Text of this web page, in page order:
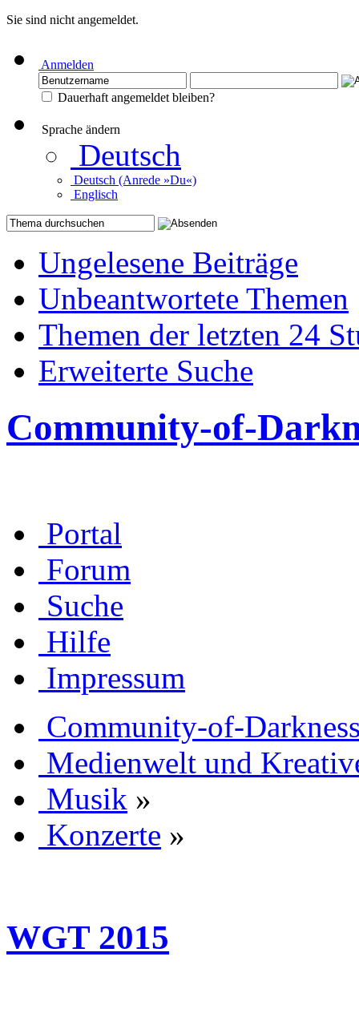
Sie sind nicht angemeldet.
Anmelden
Dauerhaft angemeldet bleiben?
Sprache ändern
Deutsch
Deutsch (Anrede »Du«)
Englisch
Ungelesene Beiträge
Unbeantwortete Themen
Themen der letzten 24
Erweiterte Suche
Community-of-
Portal
Forum
Suche
Hilfe
Impressum
Community-of-
Medienwelt und
Musik »
Konzerte »
WGT 2015